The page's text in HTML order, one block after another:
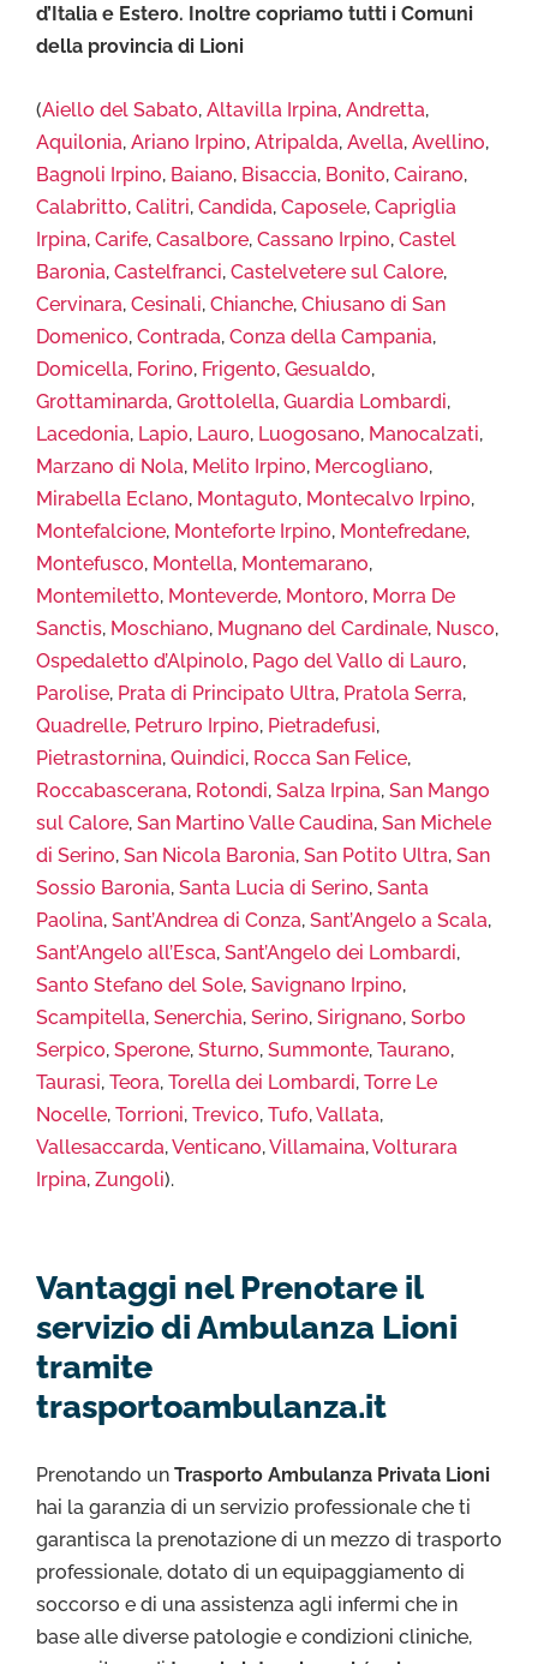
d’Italia e Estero. Inoltre copriamo tutti i Comuni
della provincia di Lioni
(Aiello del Sabato, Altavilla Irpina, Andretta,
Aquilonia, Ariano Irpino, Atripalda, Avella, Avellino,
Bagnoli Irpino, Baiano, Bisaccia, Bonito, Cairano,
Calabritto, Calitri, Candida, Caposele, Capriglia
Irpina, Carife, Casalbore, Cassano Irpino, Castel
Baronia, Castelfranci, Castelvetere sul Calore,
Cervinara, Cesinali, Chianche, Chiusano di San
Domenico, Contrada, Conza della Campania,
Domicella, Forino, Frigento, Gesualdo,
Grottaminarda, Grottolella, Guardia Lombardi,
Lacedonia, Lapio, Lauro, Luogosano, Manocalzati,
Marzano di Nola, Melito Irpino, Mercogliano,
Mirabella Eclano, Montaguto, Montecalvo Irpino,
Montefalcione, Monteforte Irpino, Montefredane,
Montefusco, Montella, Montemarano,
Montemiletto, Monteverde, Montoro, Morra De
Sanctis, Moschiano, Mugnano del Cardinale, Nusco,
Ospedaletto d’Alpinolo, Pago del Vallo di Lauro,
Parolise, Prata di Principato Ultra, Pratola Serra,
Quadrelle, Petruro Irpino, Pietradefusi,
Pietrastornina, Quindici, Rocca San Felice,
Roccabascerana, Rotondi, Salza Irpina, San Mango
sul Calore, San Martino Valle Caudina, San Michele
di Serino, San Nicola Baronia, San Potito Ultra, San
Sossio Baronia, Santa Lucia di Serino, Santa
Paolina, Sant’Andrea di Conza, Sant’Angelo a Scala,
Sant’Angelo all’Esca, Sant’Angelo dei Lombardi,
Santo Stefano del Sole, Savignano Irpino,
Scampitella, Senerchia, Serino, Sirignano, Sorbo
Serpico, Sperone, Sturno, Summonte, Taurano,
Taurasi, Teora, Torella dei Lombardi, Torre Le
Nocelle, Torrioni, Trevico, Tufo,Vallata,
Vallesaccarda,Venticano,Villamaina,Volturara
Irpina, Zungoli).
Vantaggi nel Prenotare il
servizio di Ambulanza Lioni
tramite
trasportoambulanza.it
Prenotando un Trasporto Ambulanza Privata Lioni
hai la garanzia di un servizio professionale che ti
garantisca la prenotazione di un mezzo di trasporto
professionale, dotato di un equipaggiamento di
soccorso e di una assistenza agli infermi che in
base alle diverse patologie e condizioni cliniche,